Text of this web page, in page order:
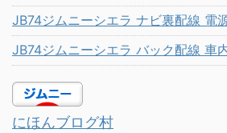
JB74ジムニーシエラ ナビ裏配線 電
JB74ジムニーシエラ バック配線 車
にほんブログ村